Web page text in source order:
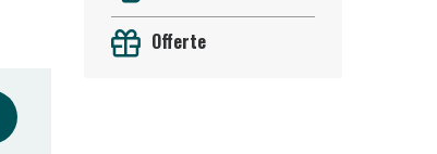
Offerte